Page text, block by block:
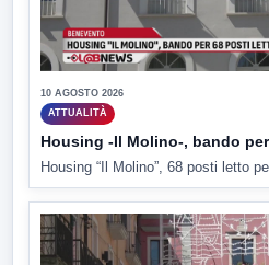
10 AGOSTO 2026
ATTUALITÀ
Housing -Il Molino-, bando
Housing “Il Molino”, 68 posti letto